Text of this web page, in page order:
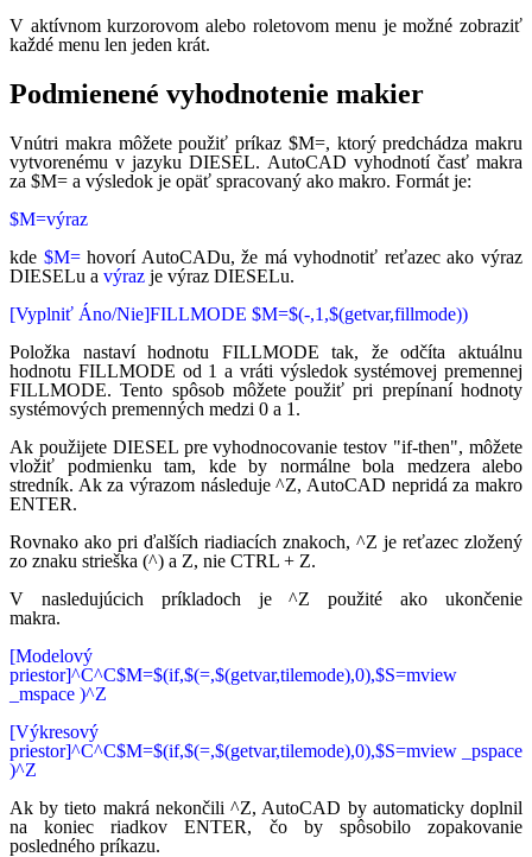
V aktívnom kurzorovom alebo roletovom menu je možné zobraziť
každé menu len jeden krát.
Podmienené vyhodnotenie makier
Vnútri makra môžete použiť príkaz $M=, ktorý predchádza makru
vytvorenému v jazyku DIESEL. AutoCAD vyhodnotí časť makra
za $M= a výsledok je opäť spracovaný ako makro. Formát je:
$M=výraz
kde $M=hovorí AutoCADu, že má vyhodnotiť reťazec ako výraz
DIESELu a výraz je výraz DIESELu.
[Vyplniť Áno/Nie]FILLMODE $M=$(-,1,$(getvar,fillmode))
Položka nastaví hodnotu FILLMODE tak, že odčíta aktuálnu
hodnotu FILLMODE od 1 a vráti výsledok systémovej premennej
FILLMODE. Tento spôsob môžete použiť pri prepínaní hodnoty
systémových premenných medzi 0 a 1.
Ak použijete DIESEL pre vyhodnocovanie testov "if-then", môžete
vložiť podmienku tam, kde by normálne bola medzera alebo
stredník. Ak za výrazom následuje ^Z, AutoCAD nepridá za makro
ENTER.
Rovnako ako pri ďalších riadiacích znakoch, ^Z je reťazec zložený
zo znaku strieška (^) a Z, nie CTRL + Z.
V nasledujúcich príkladoch je ^Z použité ako ukončenie
makra.
[Modelový
priestor]^C^C$M=$(if,$(=,$(getvar,tilemode),0),$S=mview
_mspace )^Z
[Výkresový
priestor]^C^C$M=$(if,$(=,$(getvar,tilemode),0),$S=mview _pspace
)^Z
Ak by tieto makrá nekončili ^Z, AutoCAD by automaticky doplnil
na koniec riadkov ENTER, čo by spôsobilo zopakovanie
posledného príkazu.